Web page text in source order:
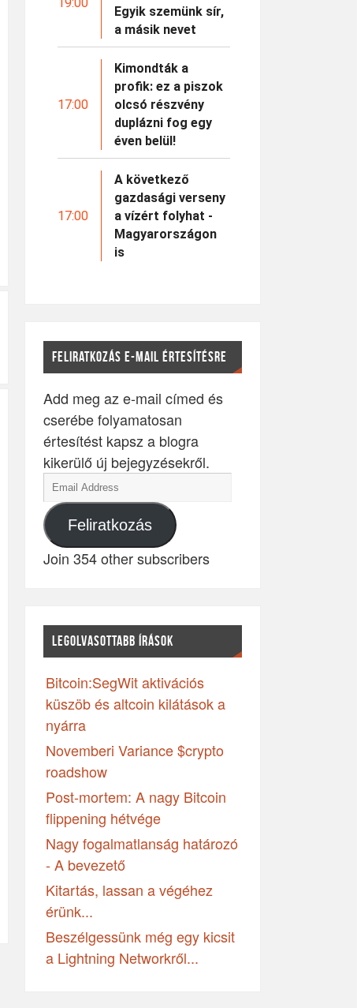
Egyik szemünk sír,
a másik nevet
17:00
Kimondták a
profik: ez a piszok
olcsó részvény
duplázni fog egy
éven belül!
17:00
A következő
gazdasági verseny
a vízért folyhat -
Magyarországon
is
FELIRATKOZÁS E-MAIL ÉRTESÍTÉSRE
Add meg az e-mail címed és
cserébe folyamatosan
értesítést kapsz a blogra
kikerülő új bejegyzésekről.
Feliratkozás
Join 354 other subscribers
LEGOLVASOTTABB ÍRÁSOK
Bitcoin:SegWit aktivációs
küszöb és altcoin kilátások a
nyárra
Novemberi Variance $crypto
roadshow
Post-mortem: A nagy Bitcoin
flippening hétvége
Nagy fogalmatlanság határozó
- A bevezető
Kitartás, lassan a végéhez
érünk...
Beszélgessünk még egy kicsit
a Lightning Networkről...